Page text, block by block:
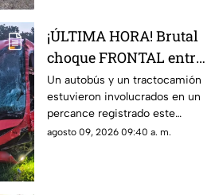
¡ÚLTIMA HORA! Brutal
choque FRONTAL entre
autobús de pasajeros y
tractocamión deja
varios heridos en
Veracruz
Un autobús y un tractocamión
estuvieron involucrados en un
percance registrado este
domingo; esto se sabe.
agosto 09, 2026 09:40 a. m.